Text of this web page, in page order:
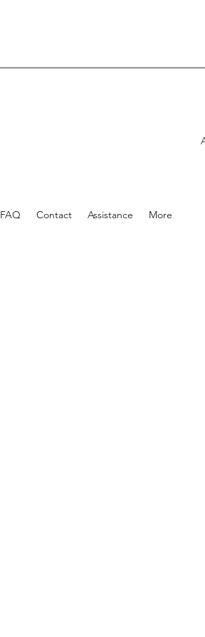
FAQ Contact Assistance More